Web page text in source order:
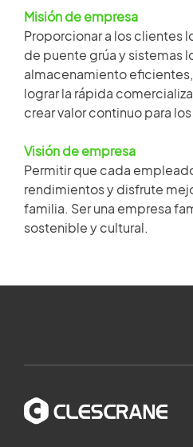
Misión de empresa
Proporcionar a los clientes
de puente grúa y sistemas
almacenamiento
lograr la rápida
crear valor continuo para
Visión de empresa
Permitir que cada
rendimientos y disfrute
familia. Ser una empresa
sostenible y cultural.